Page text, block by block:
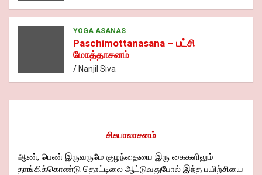
YOGA ASANAS
Paschimottanasana – பட்சி
மோத்தாசனம்
Nanjil Siva
சிசுபாலாசனம்
ஆண், பெண் இருவருமே குழந்தையை இரு கைகளிலும்
தாங்கிக்கொண்டு தொட்டிலை ஆட்டுவதுபோல் இந்த பயிற்சியை